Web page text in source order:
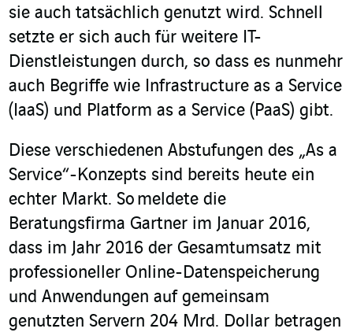
sie auch tatsächlich genutzt wird. Schnell
setzte er sich auch für weitere IT-
Dienstleistungen durch, so dass es nunmehr
auch Begriffe wie Infrastructure as a Service
(IaaS) und Platform as a Service (PaaS) gibt.
Diese verschiedenen Abstufungen des „As a
Service“-Konzepts sind bereits heute ein
echter Markt. So meldete die
Beratungsfirma Gartner im Januar 2016,
dass im Jahr 2016 der Gesamtumsatz mit
professioneller Online-Datenspeicherung
und Anwendungen auf gemeinsam
genutzten Servern 204 Mrd. Dollar betragen